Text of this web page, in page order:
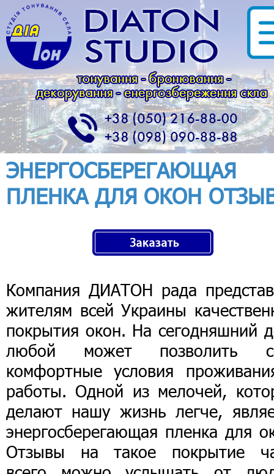
ЭНЕРГОСБЕРЕГАЮЩАЯ
ПЛЕНКА ДЛЯ ОКОН
Компания ДИАТОН рада
жителям всей Украины
покрытия окон. На сегодняшний
любой может позволить
комфортные условия
работы. Одной из мелочей,
делают нашу жизнь легче,
энергосберегающая пленка для
Отзывы на такое покрытие